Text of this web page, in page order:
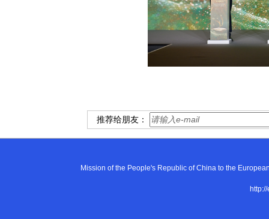
推荐给朋友：
Mission of the People's Republic of China to the